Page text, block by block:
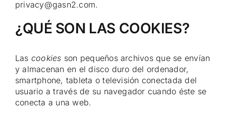
privacy@gasn2.com.
¿QUÉ SON LAS COOKIES?
Las cookies son pequeños archivos que se envían
y almacenan en el disco duro del ordenador,
smartphone, tableta o televisión conectada del
usuario a través de su navegador cuando éste se
conecta a una web.